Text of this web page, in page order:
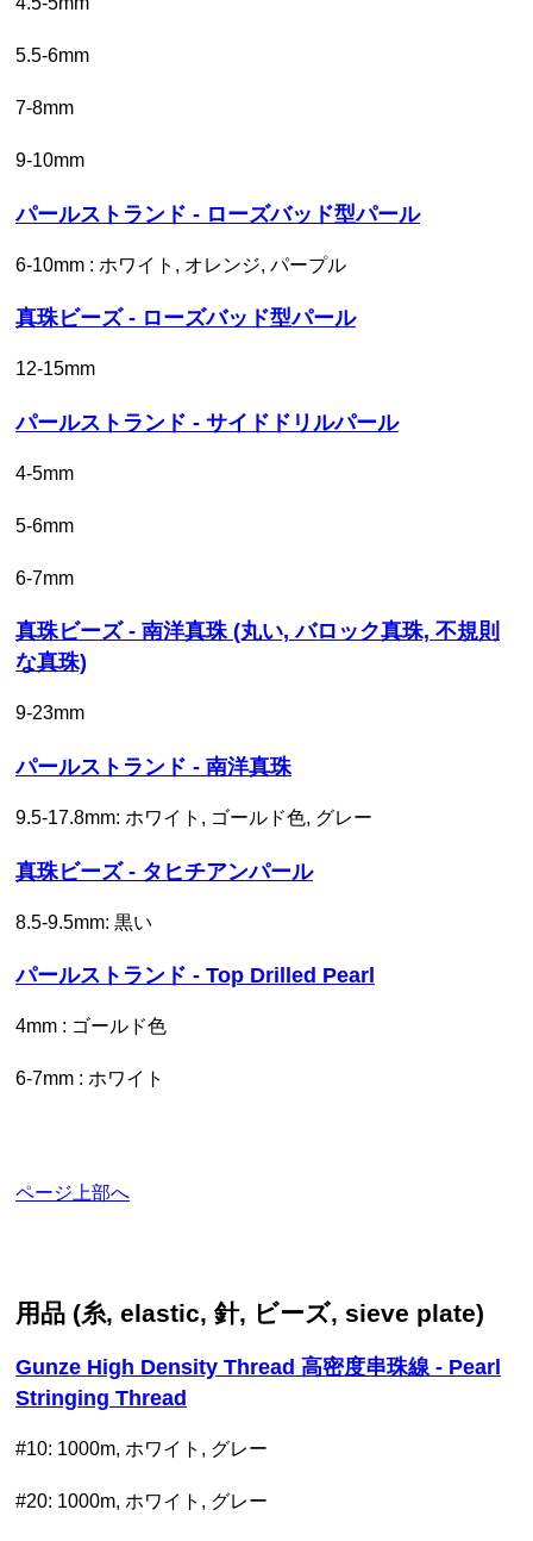
5.5-6mm
7-8mm
9-10mm
パールストランド - ローズバッド型パール
6-10mm : ホワイト, オレンジ, パープル
真珠ビーズ - ローズバッド型パール
12-15mm
パールストランド - サイドドリルパール
4-5mm
5-6mm
6-7mm
真珠ビーズ - 南洋真珠 (丸い, バロック真珠, 不規則
な真珠)
9-23mm
パールストランド - 南洋真珠
9.5-17.8mm: ホワイト, ゴールド色, グレー
真珠ビーズ - タヒチアンパール
8.5-9.5mm: 黒い
パールストランド - Top Drilled Pearl
4mm : ゴールド色
6-7mm : ホワイト
ページ上部へ
用品 (糸, elastic, 針, ビーズ, sieve plate)
Gunze High Density Thread 高密度串珠線 - Pearl
Stringing Thread
#10: 1000m, ホワイト, グレー
#20: 1000m, ホワイト, グレー